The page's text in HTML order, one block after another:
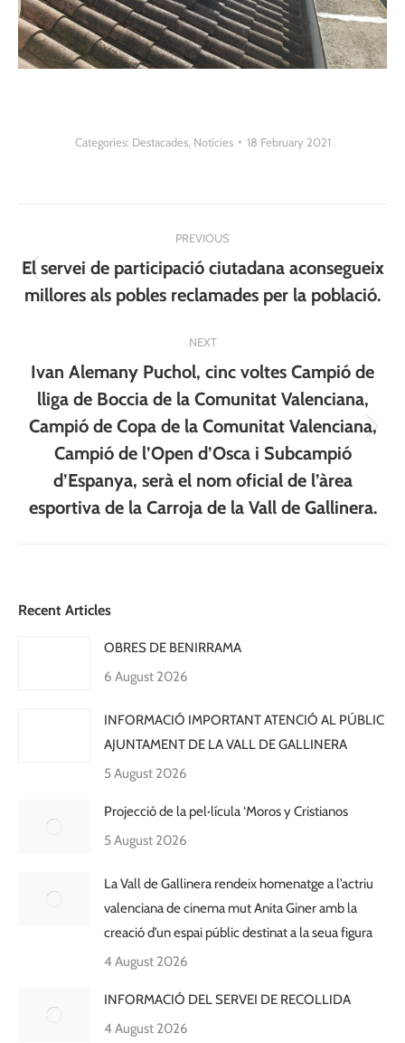
Categories: Destacades, Notícies 18 February 2021
navigation
PREVIOUS
Previous
post:
El servei de participació ciutadana aconsegueix
millores als pobles reclamades per la població.
NEXT
Next
post:
Ivan Alemany Puchol, cinc voltes Campió de
lliga de Boccia de la Comunitat Valenciana,
Campió de Copa de la Comunitat Valenciana,
Campió de l’Open d’Osca i Subcampió
d’Espanya, serà el nom oficial de l’àrea
esportiva de la Carroja de la Vall de Gallinera.
Recent Articles
OBRES DE BENIRRAMA
6 August 2026
INFORMACIÓ IMPORTANT ATENCIÓ AL PÚBLIC
AJUNTAMENT DE LA VALL DE GALLINERA
5 August 2026
Projecció de la pel·lícula ‘Moros y Cristianos
5 August 2026
La Vall de Gallinera rendeix homenatge a l’actriu
valenciana de cinema mut Anita Giner amb la
creació d’un espai públic destinat a la seua figura
4 August 2026
INFORMACIÓ DEL SERVEI DE RECOLLIDA
4 August 2026